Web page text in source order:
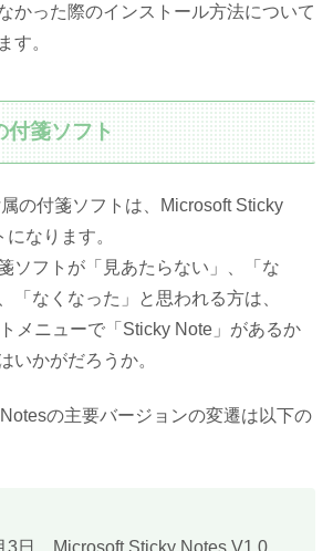
かった際のインストール方法について
す。
箋ソフト
の付箋ソフトは、Microsoft Sticky
なります。
ソフトが「見あたらない」、「な
「なくなった」と思われる方は、
メニューで「Sticky Note」があるか
いかがだろうか。
の主要バージョンの変遷は以下の
3日 Microsoft Sticky Notes V1.0